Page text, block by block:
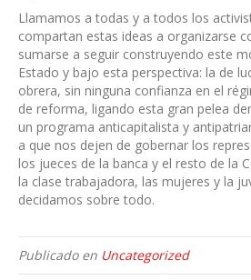
Llamamos a todas y a todos los
compartan estas ideas a organizarse
sumarse a seguir construyendo este
Estado y bajo esta perspectiva: la de
obrera, sin ninguna confianza en el
de reforma, ligando esta gran pelea
un programa anticapitalista y
a que nos dejen de gobernar los
los jueces de la banca y el resto de la
la clase trabajadora, las mujeres y la
decidamos sobre todo.
Publicado en Uncategorized